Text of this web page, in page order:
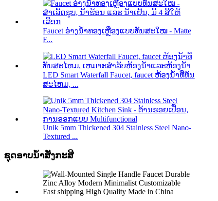
Faucet ອ່າງນ້ຳທອງເຫຼືອງແບບທັນສະໃໝ - Matte
F...
LED Smart Waterfall Faucet, faucet ຫ້ອງນ້ໍາທີ່ທັນ
ສະໄຫມ, ...
Unik 5mm Thickened 304 Stainless Steel Nano-
Textured ...
ຊຸດອາບນ້ໍາສັງກະສີ